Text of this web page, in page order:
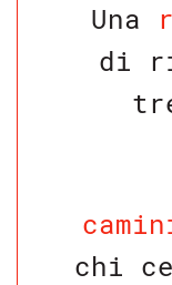
Una
di
chi